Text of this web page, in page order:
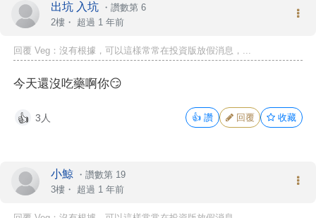
出坑 入坑 ・ 讚數第 6
2樓・ 超過 1 年前
回覆 Veg ：沒有根據，可以這樣常常在投資版放假消息，...
今天還沒吃藥啊你😏
👍 3人 👍 讚 回覆 收藏
小鯨 ・ 讚數第 19
3樓・ 超過 1 年前